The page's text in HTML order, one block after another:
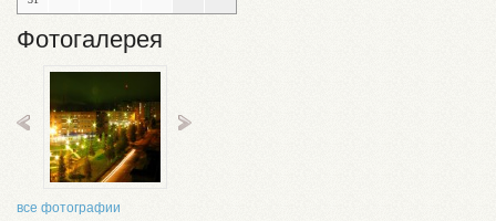
Фотогалерея
все фотографии